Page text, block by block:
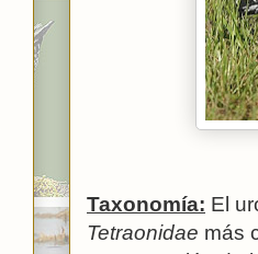
Taxonomía: El
Tetraonidae más